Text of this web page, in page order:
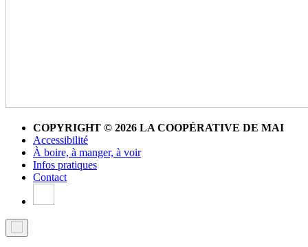
COPYRIGHT © 2026 LA COOPÉRATIVE DE MAI
Accessibilité
À boire, à manger, à voir
Infos pratiques
Contact